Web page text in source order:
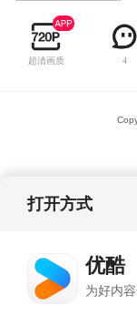
超清画质 4
打开方式
优酷
为好内